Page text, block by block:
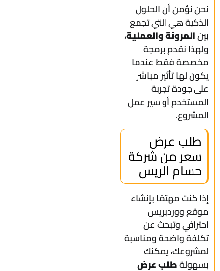
نحن نؤمن أن الحلول
الذكية هي التي تجمع
بينالمرونة والعملية،
ولهذا نقدم برمجة
مخصصة فقط عندما
يكون لها تأثير مباشر
على جودة تجربة
المستخدم أو سير عمل
المشروع.
طلب عرض
سعر من شركة
حسام الريس
إذا كنت مهتمًا بإنشاء
موقع ووردبريس
احترافي وتبحث عن
تكلفة واضحة ومناسبة
لمشروعك، يمكنك
بسهولةطلب عرض